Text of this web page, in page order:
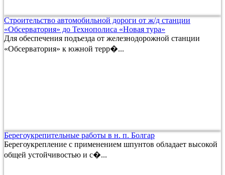
Строительство автомобильной дороги от ж/д станции
«Обсерватория» до Технополиса «Новая тура»
Для обеспечения подъезда от железнодорожной станции
«Обсерватория» к южной терр�...
Берегоукрепительные работы в н. п. Болгар
Берегоукрепление с применением шпунтов обладает высокой
общей устойчивостью и с�...